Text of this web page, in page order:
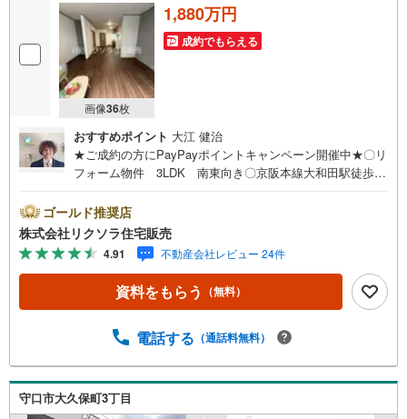
画像36枚
1,880万円
成約でもらえる
おすすめポイント 大江 健治
★ご成約の方にPayPayポイントキャンペーン開催中★〇リ
フォーム物件 3LDK 南東向き〇京阪本線大和田駅徒歩10
浴室乾燥機■営業時間 9:30～20:00 ■即日案内可能！※当
日・翌日のご案内はお電話でのお問合せがスムーズ■定休
日 毎週水曜日◇弊社ホームページよりLINEでのお問合せ
も好評！◇不動産情報サイト未掲載物件、弊社ホームペー
ジに多数掲載！◇学校区物件検索も充実！ご希望の学校区
での物件探しに便利！「リクソラ住宅販売」で検索！是非
の掲載物件もまとめてご案内可能リフォームやリノベーシ
会 随時開催中】〇お客様の条件にベストな住宅ローン商
品のご提案〇住宅ローンの金利や優遇率、審査基準などを
詳しくご説明〇住宅ローンとリフォームローンの一体型商
ゴールド推奨店
株式会社リクソラ住宅販売
4.91 不動産会社レビュー 24件
資料をもらう （無料）
電話する （通話料無料）
守口市大久保町3丁目